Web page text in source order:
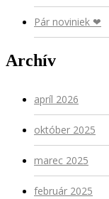
Pár noviniek ❤
Archív
apríl 2026
október 2025
marec 2025
február 2025